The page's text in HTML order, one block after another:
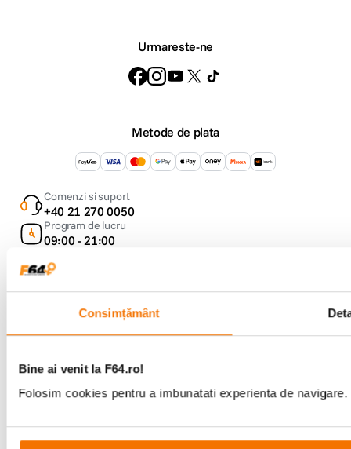
Consimțământ
Bine ai venit la F64.ro!
Folosim cookies pentru a imbunatati experienta de
Urmareste-ne
Metode de plata
Comenzi si suport
+40 21 270 0050
Program de lucru
09:00 - 21:00
Bd-ul Unirii 64, Bucuresti
Copyright © F64 2001 - 2026